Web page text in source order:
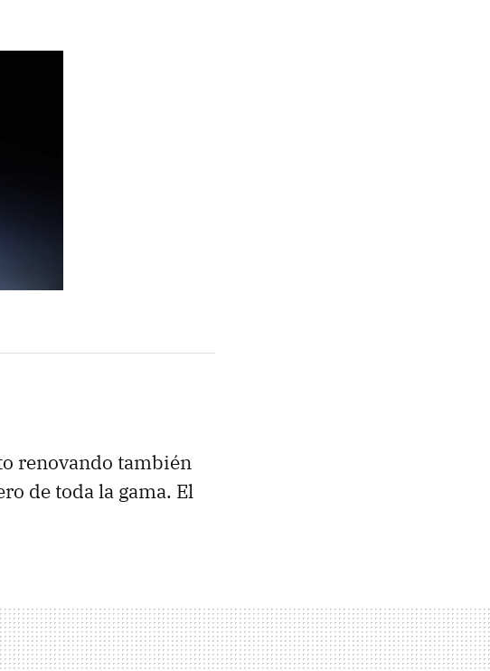
renovando también
de toda la gama. El